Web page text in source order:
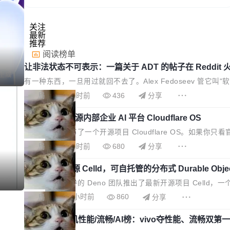
成
关注
最新
推荐
阅读榜单
让非法状态不可表示：一篇关于 ADT 的帖子在 Reddit
有一种东西，一旦用过就回不去了。Alex Fedoseev 管它叫"
事：这不是类型系统的学术体操，是日常编码的思维方式。
换，nullable 的默认模式、浅色方案、深色方案——会产生大
知识"。 换个写法。Rust 的 enum，两个变体：Switchable...
局 7 小时前 436 分享
Cloudflare 开源内部企业 AI 平台 Cloudflare OS
Cloudflare 发布了一个开源项目 Cloudflare OS。如果你只
Twitter 上把事情说清楚了： 今天我们发布了 Cloudflare OS
版，我十年前的那个创业公司。不同的是，这次它构建在
年前，Ken...
局 8 小时前 680 分享
Deno 团队开源 Celld，可自托管的分布式 Durable
Ryan Dahl 领导的 Deno 团队推出了最新开源项目 Celld，
立的 SQLite 数据库，按名称寻址，复制到你自己的 S3 兼
然按分片构建，单个数据库的竞争和爆炸半径问题在设计层
行。存储库是持久化的唯一真相...
局 11 小时前 860 分享
鲁大师7月新机性能/流畅/AI榜：vivo夺性能、流畅双第